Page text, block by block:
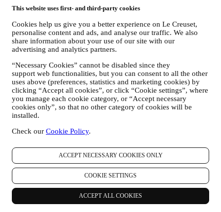
This website uses first- and third-party cookies
Cookies help us give you a better experience on Le Creuset,
personalise content and ads, and analyse our traffic. We also
share information about your use of our site with our
advertising and analytics partners.
“Necessary Cookies” cannot be disabled since they
support web functionalities, but you can consent to all the other
uses above (preferences, statistics and marketing cookies) by
clicking “Accept all cookies”, or click “Cookie settings”, where
you manage each cookie category, or “Accept necessary
cookies only”, so that no other category of cookies will be
installed.
Check our Cookie Policy.
ACCEPT NECESSARY COOKIES ONLY
COOKIE SETTINGS
ACCEPT ALL COOKIES
"Gegevensbeschermingswetten").
1. WANNEER EN WELK SOORT GEGEVENS VERZAMELEN WIJ
VAN U?
“Persoonsgegevens” betekent alle informatie met betrekking tot u en
die ons in staat stelt om u te identificeren, hetzij rechtstreeks of in
Kinderen: Deze website is niet bedoeld voor kinderen en we
verzamelen niet bewust gegevens met betrekking tot kinderen.
Wij kunnen persoonsgegevens van u verzamelen wanneer u onze
website gebruikt (de "Website"), een Le Creuset-account aanmaakt,
een Le Creuset-product koopt op de Website of in onze Le Creuset
Winkels (Signature Boutiques en Outlet Winkels) of wanneer u zich
aanmeldt voor onze marketingcommunicatie. De persoonsgegevens
kunnen betrekking hebben op:
contactgegevens (adres, telefoonnummer), om een Le
Creuset-account aan te maken of als gastgebruiker te kopen,
of om u aan te melden voor onze marketingcommunicatie
online of in onze winkels;
uw aankoopgegevens, bijvoorbeeld datum en tijdstip van
aankoop, leveringsgegevens, product- en betalingsgegevens,
voor het beheer van uw bestellingen;